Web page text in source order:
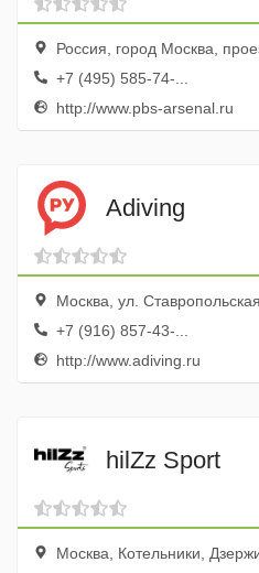
Россия, город Москва,
+7 (495) 585-74-...
http://www.pbs-arsenal.ru
Adiving
Москва, ул.
+7 (916) 857-43-...
http://www.adiving.ru
hilZz Sport
Москва, Котельники,